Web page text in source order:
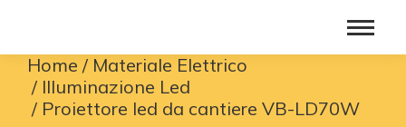
You are here:
Home
Materiale Elettrico
Illuminazione Led
Proiettore led da cantiere VB-LD70W